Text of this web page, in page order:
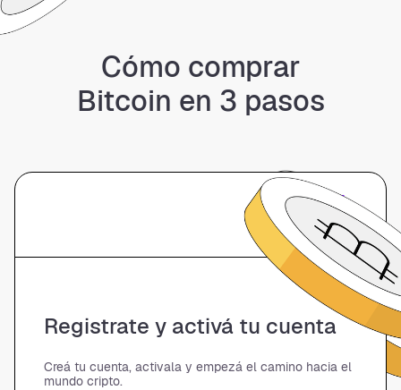
Cómo comprar
Bitcoin en 3 pasos
01
Registrate y activá tu cuenta
Creá tu cuenta, activala y empezá el camino hacia el
mundo cripto.